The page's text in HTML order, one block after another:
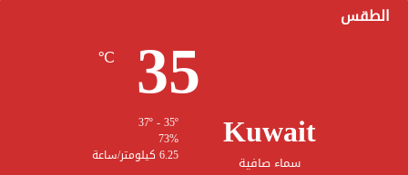
الطقس
Kuwait
سماء صافية
35
℃
73%
6.25 كيلومتر/ساعة